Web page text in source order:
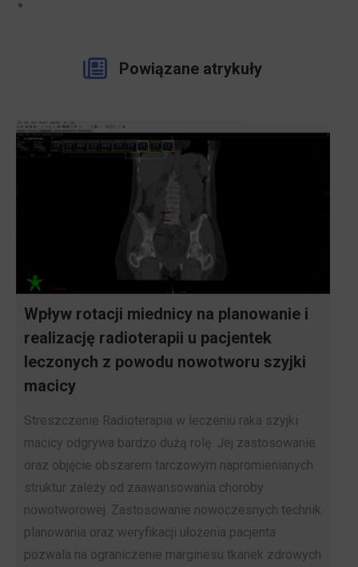
Powiązane atrykuły
Wpływ rotacji miednicy na planowanie i
realizację radioterapii u pacjentek
leczonych z powodu nowotworu szyjki
macicy
Streszczenie Radioterapia w leczeniu raka szyjki
macicy odgrywa bardzo dużą rolę. Jej zastosowanie
oraz objęcie obszarem tarczowym napromienianych
struktur zależy od zaawansowania choroby
nowotworowej. Zastosowanie nowoczesnych technik
planowania oraz weryfikacji ułożenia pacjenta
pozwala na ograniczenie marginesu tkanek zdrowych